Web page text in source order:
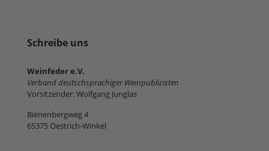
Schreibe uns
Weinfeder e.V.
Verband deutschsprachiger Weinpublizisten
Vorsitzender: Wolfgang Junglas
Bienenbergweg 4
65375 Oestrich-Winkel